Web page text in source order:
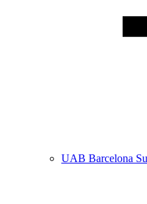
UAB Barcelona